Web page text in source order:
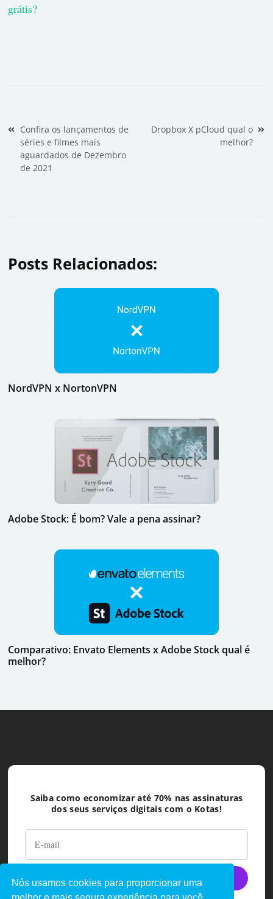
grátis?
Navegação de Post
Confira os lançamentos de
séries e filmes mais
aguardados de Dezembro
de 2021
Dropbox X pCloud qual o
melhor?
Posts Relacionados:
NordVPN x NortonVPN
Adobe Stock: É bom? Vale a pena assinar?
Comparativo: Envato Elements x Adobe Stock qual é
melhor?
Saiba como economizar até 70% nas assinaturas
dos seus serviços digitais com o Kotas!
Nós usamos cookies para proporcionar uma